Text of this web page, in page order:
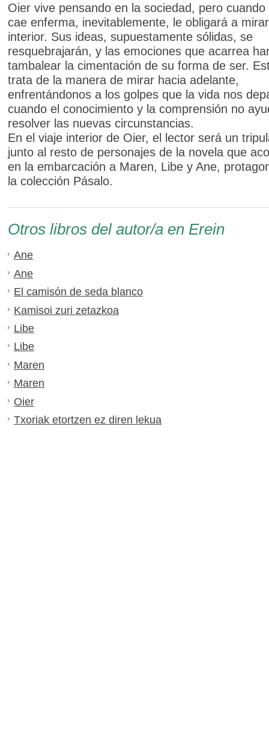
Oier vive pensando en la sociedad, pero
cae enferma, inevitablemente, le obligará a
interior. Sus ideas, supuestamente sólidas, se
resquebrajarán, y las emociones que acarrea
tambalear la cimentación de su forma de ser.
trata de la manera de mirar hacia adelante,
enfrentándonos a los golpes que la vida nos
cuando el conocimiento y la comprensión no
resolver las nuevas circunstancias.
En el viaje interior de Oier, el lector será un
junto al resto de personajes de la novela que
en la embarcación a Maren, Libe y Ane,
la colección Pásalo.
Otros libros del autor/a en Erein
Ane
Ane
El camisón de seda blanco
Kamisoi zuri zetazkoa
Libe
Libe
Maren
Maren
Oier
Txoriak etortzen ez diren lekua